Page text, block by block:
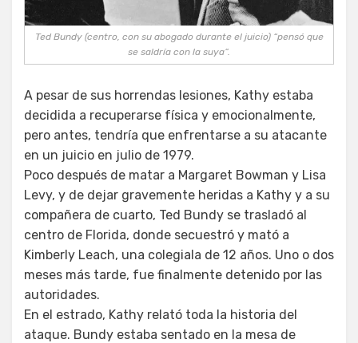
Ted Bundy (centro, con su abogado durante el juicio) “pensó que
se saldría con la suya”.
A pesar de sus horrendas lesiones, Kathy estaba
decidida a recuperarse física y emocionalmente,
pero antes, tendría que enfrentarse a su atacante
en un juicio en julio de 1979.
Poco después de matar a Margaret Bowman y Lisa
Levy, y de dejar gravemente heridas a Kathy y a su
compañera de cuarto, Ted Bundy se trasladó al
centro de Florida, donde secuestró y mató a
Kimberly Leach, una colegiala de 12 años. Uno o dos
meses más tarde, fue finalmente detenido por las
autoridades.
En el estrado, Kathy relató toda la historia del
ataque. Bundy estaba sentado en la mesa de